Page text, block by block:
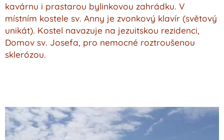
kavárnu i prastarou bylinkovou zahrádku. V
místním kostele sv. Anny je zvonkový klavír (světový
unikát). Kostel navazuje na jezuitskou rezidenci,
Domov sv. Josefa, pro nemocné roztroušenou
sklerózou.